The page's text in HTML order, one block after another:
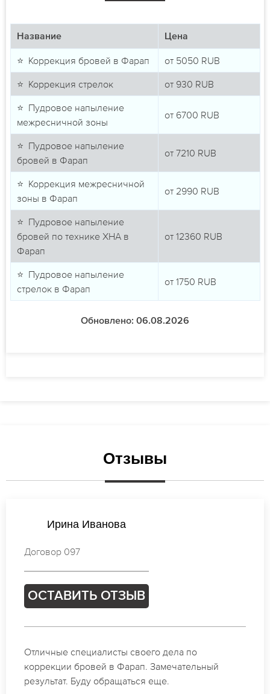
Название Цена
⭐ Коррекция бровей в Фарап от 5050 RUB
⭐ Коррекция стрелок от 930 RUB
⭐ Пудровое напыление
межресничной зоны
от 6700 RUB
⭐ Пудровое напыление
бровей в Фарап
от 7210 RUB
⭐ Коррекция межресничной
зоны в Фарап
от 2990 RUB
⭐ Пудровое напыление
бровей по технике ХНА в
Фарап
от 12360 RUB
⭐ Пудровое напыление
стрелок в Фарап
от 1750 RUB
Обновлено: 06.08.2026
Отзывы
Наталья Васильева
Договор 505
ОСТАВИТЬ ОТЗЫВ
Спасибо огромное. Заказывала татуаж на свадьбу
в Фарап. За 2 часа все было сделано.